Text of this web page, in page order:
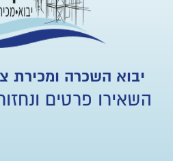
יבוא השכרה ומכירת
השאירו פרטים